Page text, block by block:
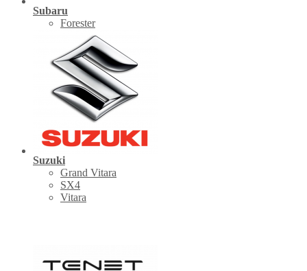
Subaru
Forester
Suzuki
Grand Vitara
SX4
Vitara